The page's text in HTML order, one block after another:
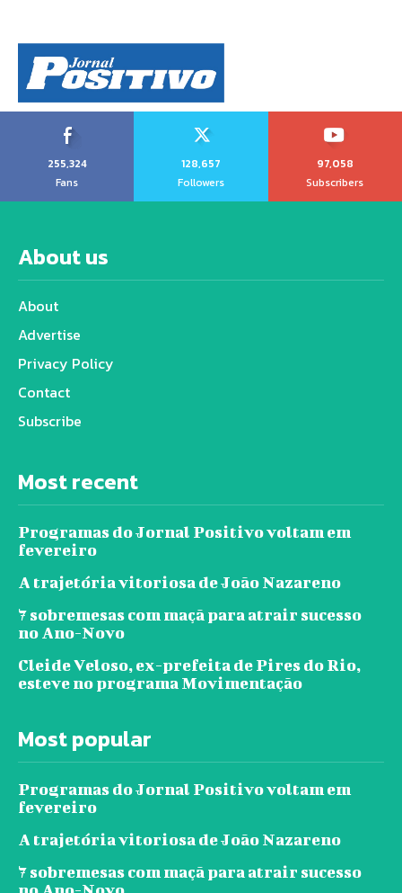
255,324
Fans
128,657
Followers
97,058
Subscribers
About us
About
Advertise
Privacy Policy
Contact
Subscribe
Most recent
Programas do Jornal Positivo voltam em
fevereiro
A trajetória vitoriosa de João Nazareno
7 sobremesas com maçã para atrair sucesso
no Ano-Novo
Cleide Veloso, ex-prefeita de Pires do Rio,
esteve no programa Movimentação
Most popular
Programas do Jornal Positivo voltam em
fevereiro
A trajetória vitoriosa de João Nazareno
7 sobremesas com maçã para atrair sucesso